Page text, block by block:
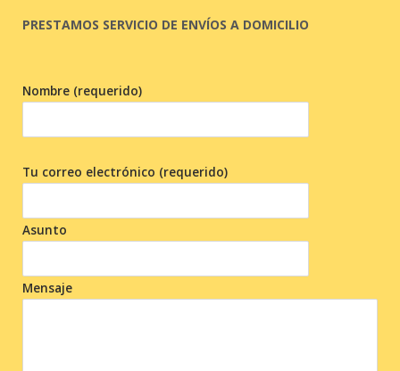
PRESTAMOS SERVICIO DE ENVÍOS A DOMICILIO
Nombre (requerido)
Tu correo electrónico (requerido)
Asunto
Mensaje